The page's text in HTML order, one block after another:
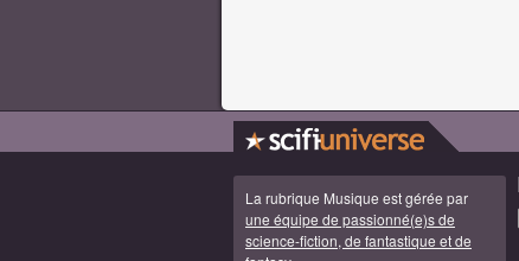
La rubrique Musique est gérée par
une équipe de passionné(e)s de
science-fiction, de fantastique et de